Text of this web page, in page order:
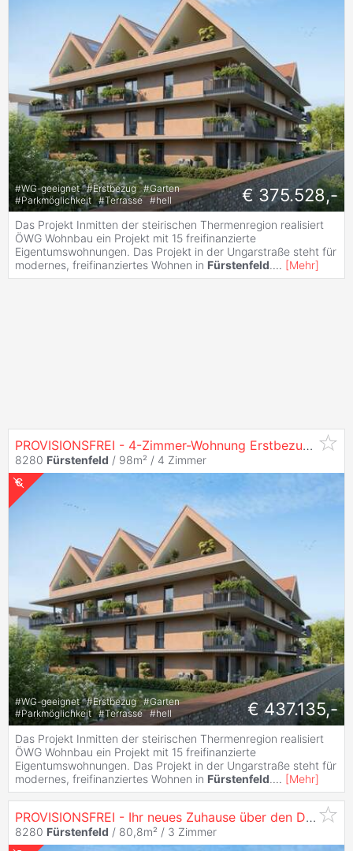
#WG-geeignet #Erstbezug #Garten
#Parkmöglichkeit #Terrasse #hell € 375.528,-
Das Projekt Inmitten der steirischen Thermenregion realisiert
ÖWG Wohnbau ein Projekt mit 15 freifinanzierte
Eigentumswohnungen. Das Projekt in der Ungarstraße steht für
modernes, freifinanziertes Wohnen in Fürstenfeld.... [Mehr]
PROVISIONSFREI - 4-Zimmer-Wohnung Erstbezug mit Garten und Terrasse - Eigentum - 4 Zimmer
8280 Fürstenfeld / 98m² / 4 Zimmer
#WG-geeignet #Erstbezug #Garten
#Parkmöglichkeit #Terrasse #hell € 437.135,-
Das Projekt Inmitten der steirischen Thermenregion realisiert
ÖWG Wohnbau ein Projekt mit 15 freifinanzierte
Eigentumswohnungen. Das Projekt in der Ungarstraße steht für
modernes, freifinanziertes Wohnen in Fürstenfeld.... [Mehr]
PROVISIONSFREI - Ihr neues Zuhause über den Dächern – Erstbezug 3-Zimmer-Wohnung mit Balkon & Loggia - Eigentum - 3 Zimmer
8280 Fürstenfeld / 80,8m² / 3 Zimmer